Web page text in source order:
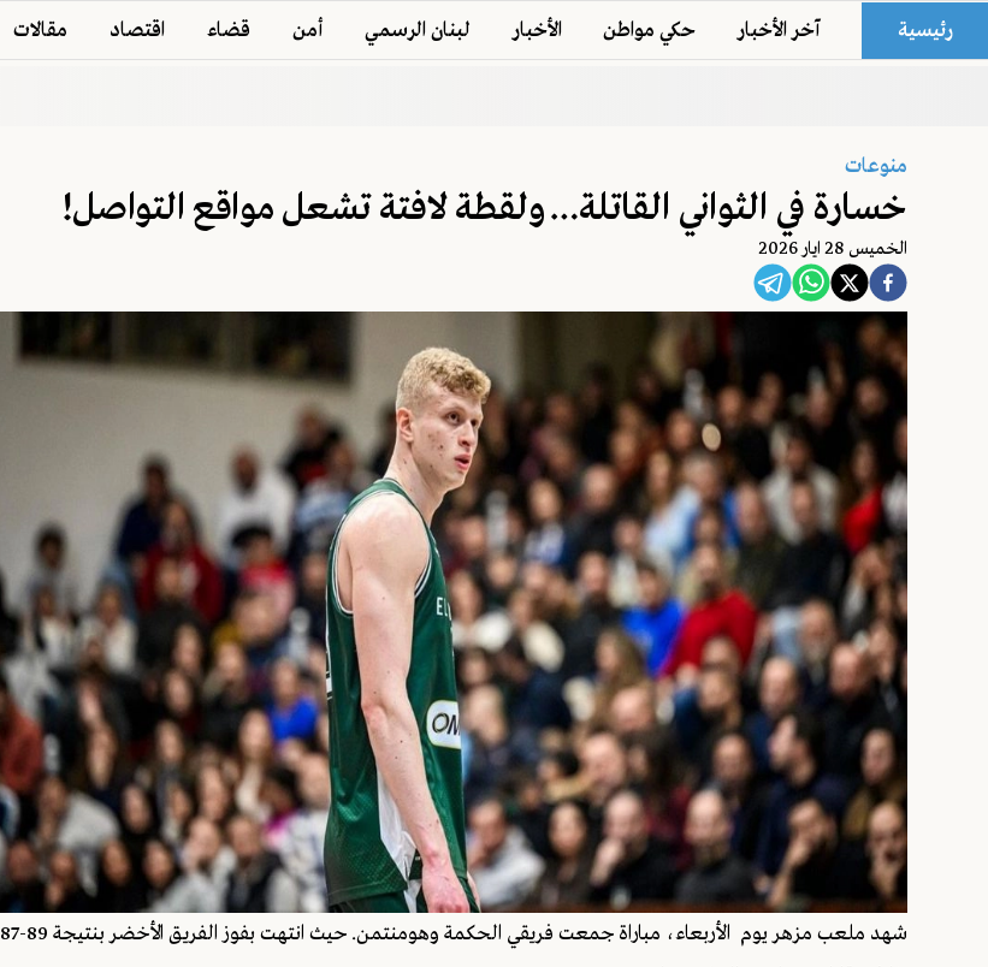
رئيسية آخر الأخبار حكي مواطن الأخبار لبنان الرسمي أمن قضاء اقتصاد مقالات
منوعات
خسارة في الثواني القاتلة… ولقطة لافتة تشعل مواقع التواصل!
الخميس 28 ايار 2026
شهد ملعب مزهر يوم الأربعاء، مباراة جمعت فريقي الحكمة وهومنتمن. حيث انتهت بفوز الفريق الأخضر بنتيجة 89-87